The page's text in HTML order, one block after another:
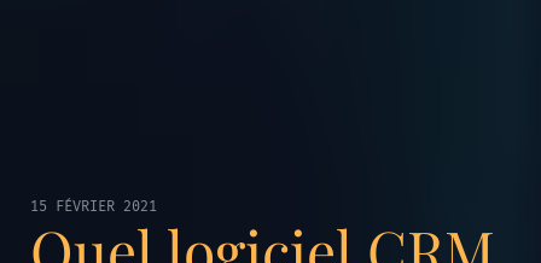
15 FÉVRIER 2021